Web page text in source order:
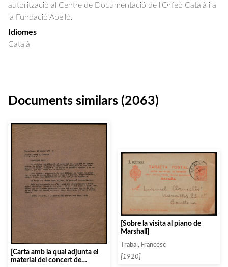
autorització al Centre de Documentació de l'Orfeó Català i a
la Fundació Abelló.
Idiomes
Català
Documents similars (2063)
[Carta amb la qual adjunta el
material del concert de
[Sobre la visita al piano de
Marshall]
Trabal, Francesc
[1920]